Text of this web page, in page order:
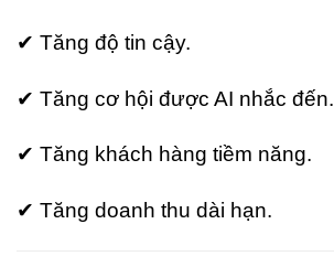
✔ Tăng độ tin cậy.
✔ Tăng cơ hội được AI nhắc đến.
✔ Tăng khách hàng tiềm năng.
✔ Tăng doanh thu dài hạn.